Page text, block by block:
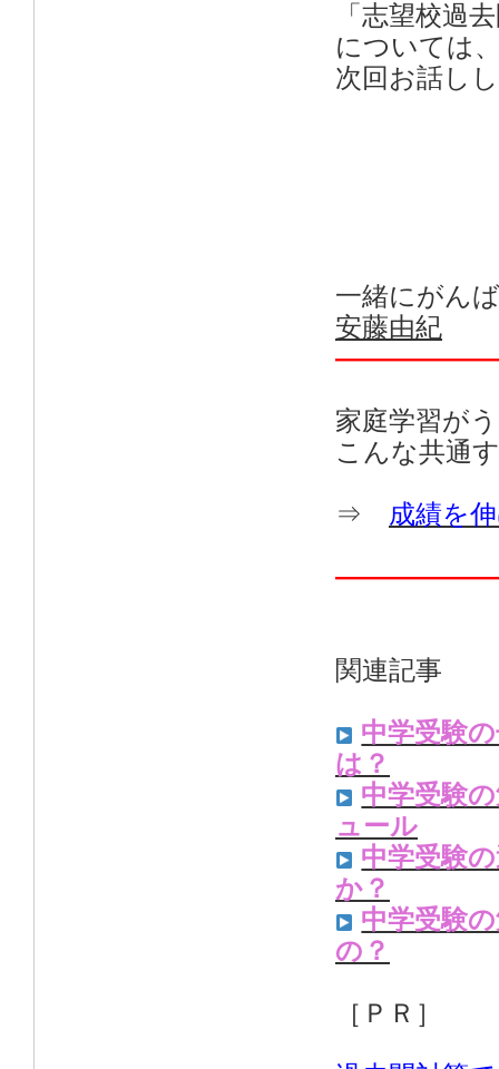
「志望校過
については
次回お話し
一緒にがん
安藤由紀
家庭学習が
こんな共通
⇒ 成績を
関連記事
中学受験
は？
中学受験
ュール
中学受験
か？
中学受験
の？
［ＰＲ］